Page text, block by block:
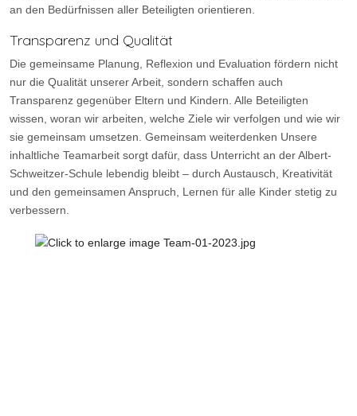
an den Bedürfnissen aller Beteiligten orientieren.
Transparenz und Qualität
Die gemeinsame Planung, Reflexion und Evaluation fördern nicht
nur die Qualität unserer Arbeit, sondern schaffen auch
Transparenz gegenüber Eltern und Kindern. Alle Beteiligten
wissen, woran wir arbeiten, welche Ziele wir verfolgen und wie wir
sie gemeinsam umsetzen. Gemeinsam weiterdenken Unsere
inhaltliche Teamarbeit sorgt dafür, dass Unterricht an der Albert-
Schweitzer-Schule lebendig bleibt – durch Austausch, Kreativität
und den gemeinsamen Anspruch, Lernen für alle Kinder stetig zu
verbessern.